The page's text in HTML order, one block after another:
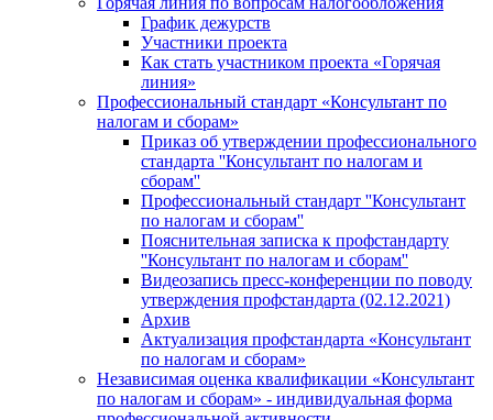
График дежурств
Участники проекта
Как стать участником проекта «Горячая
линия»
Профессиональный стандарт «Консультант по
налогам и сборам»
Приказ об утверждении профессионального
стандарта ''Консультант по налогам и
сборам''
Профессиональный стандарт ''Консультант
по налогам и сборам''
Пояснительная записка к профстандарту
''Консультант по налогам и сборам''
Видеозапись пресс-конференции по поводу
утверждения профстандарта (02.12.2021)
Архив
Актуализация профстандарта «Консультант
по налогам и сборам»
Независимая оценка квалификации «Консультант
по налогам и сборам» - индивидуальная форма